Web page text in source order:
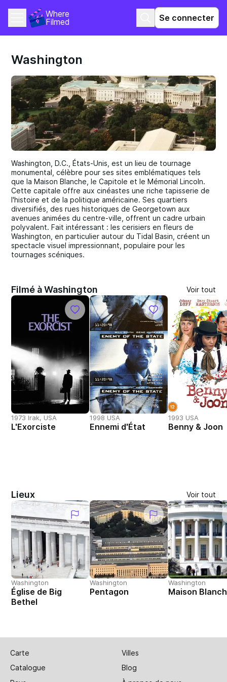
Where
Filmed
Se connecter
Washington
Washington, D.C., États-Unis, est un lieu de tournage
monumental, célèbre pour ses sites emblématiques tels
que la Maison Blanche, le Capitole et le Mémorial Lincoln.
Cette capitale offre aux cinéastes une riche tapisserie de
l'histoire et de la politique américaine. Ses quartiers
diversifiés, des rues historiques de Georgetown aux
avenues animées du centre-ville, offrent un cadre urbain
polyvalent. Fait intéressant : les cerisiers en fleurs de
Washington, en particulier autour du Tidal Basin, créent un
spectacle visuel impressionnant, populaire pour les
tournages scéniques.
Filmé à Washington Voir tout
1973 Irak, USA
L'Exorciste
1998 USA
Ennemi d'État
1993 USA
Benny & Joon
Lieux Voir tout
Washington
Église de Big
Bethel
Washington
Pentagon
Washington
Maison
Carte
Villes
Catalogue
Blog